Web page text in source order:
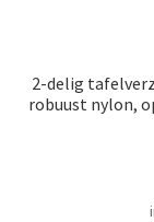
2-delig
robuust nylon,